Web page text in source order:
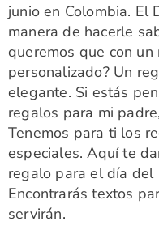
junio en Colombia. El
manera de hacerle
queremos que con
personalizado? Un
elegante. Si estás
regalos para mi
Tenemos para ti los
especiales. Aquí te
regalo para el día del
Encontrarás textos
servirán.